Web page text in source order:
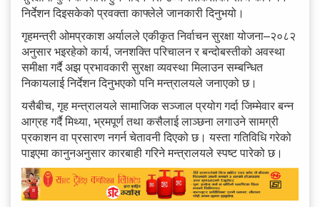
निर्देशन दिइसकेको प्रवक्ता काफ्लेले जानकारी दिनुभयो।
गृहमन्त्री ओमप्रकाश अर्यालले एकीकृत निर्वाचन सुरक्षा योजना–२०८२
अनुसार भइरहेको कार्य, जनशक्ति परिचालन र बन्दोबस्तीको अवस्था
समीक्षा गर्दै अझ प्रभावकारी सुरक्षा व्यवस्था मिलाउन सम्बन्धित
निकायलाई निर्देशन दिनुभएको पनि मन्त्रालयले जनाएको छ।
यसैबीच, गृह मन्त्रालयले सामाजिक सञ्जाल प्रयोग गर्दा जिम्मेवार बन्न
आग्रह गर्दै मिथ्या, भ्रमपूर्ण तथा कसैलाई लाञ्छना लगाउने सामग्री
प्रकाशन वा प्रसारण नगर्न चेतावनी दिएको छ। यस्ता गतिविधि गरेको
पाइएमा कानुनअनुसार कारबाही गरिने मन्त्रालयले स्पष्ट पारेको छ।